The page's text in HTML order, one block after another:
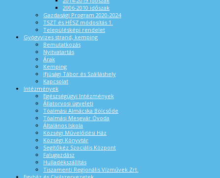
2006-2010 időszak
Gazdasági Program 2020-2024
TSZT és HÉSZ módosítás 1.
Településképi rendelet
Gyógyvizes strand, kemping
Bemutatkozás
Nyitvatartás
Árak
Kemping
Ifjúsági Tábor és Szálláshely
Kapcsolat
Intézmények
Egészségügyi Intézmények
Állatorvosi ügyeleti
Tóalmási Almácska Bölcsőde
Tóalmási Mesevár Óvoda
Általános Iskola
Községi Művelődési Ház
Községi Könyvtár
Segítőkéz Szociális Központ
Falugazdász
Hulladékszállítás
Tiszamenti Regionális Vízművek Zrt.